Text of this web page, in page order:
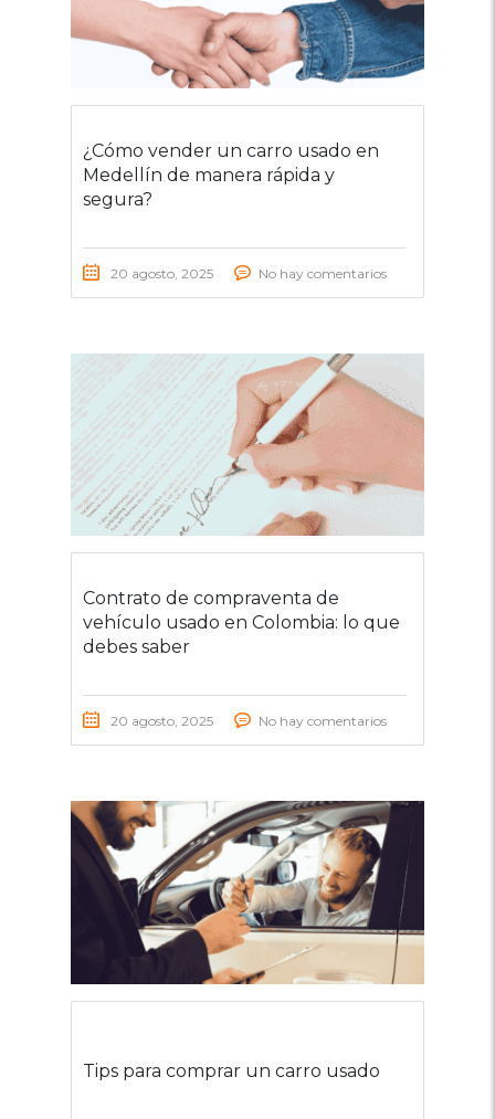
¿Cómo vender un carro usado en
Medellín de manera rápida y
segura?
20 agosto, 2025 No hay comentarios
Contrato de compraventa de
vehículo usado en Colombia: lo que
debes saber
20 agosto, 2025 No hay comentarios
Tips para comprar un carro usado